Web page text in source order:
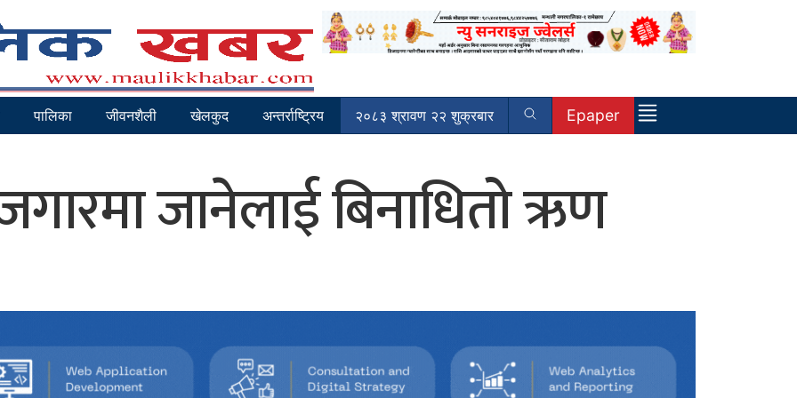
पालिका जीवनशैली खेलकुद अन्तर्राष्ट्रिय २०८३ श्रावण २२ शुक्रबार Epaper
जानेलाई बिनाधितो ऋण